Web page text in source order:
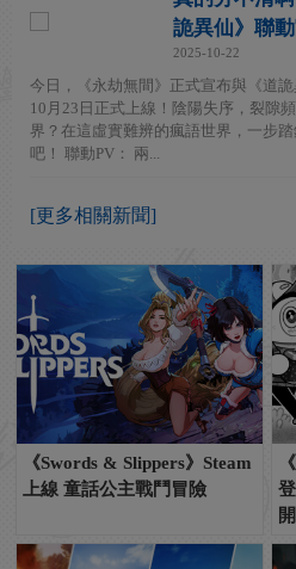
詭異仙》聯
2025-10-22
今日，《永劫無間》正式宣布與《道
10月23日正式上線！陰陽失序，裂隙
界？在這虛實難辨的瘋語世界，一步
吧！ 聯動PV： 兩...
[更多相關新聞]
《Swords & Slippers》Steam
上線 童話公主戰鬥冒險